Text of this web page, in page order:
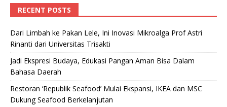
RECENT POSTS
Dari Limbah ke Pakan Lele, Ini Inovasi Mikroalga Prof Astri
Rinanti dari Universitas Trisakti
Jadi Ekspresi Budaya, Edukasi Pangan Aman Bisa Dalam
Bahasa Daerah
Restoran ‘Republik Seafood’ Mulai Ekspansi, IKEA dan MSC
Dukung Seafood Berkelanjutan